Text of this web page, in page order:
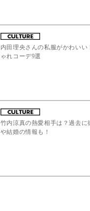
内田理央さんの私服がかわいい
ゃれコーデ9選
竹内涼真の熱愛相手は？過去に
や結婚の情報も！